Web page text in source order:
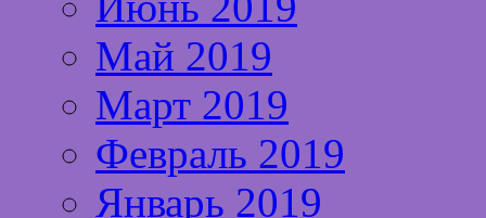
Май 2019
Март 2019
Февраль 2019
Январь 2019